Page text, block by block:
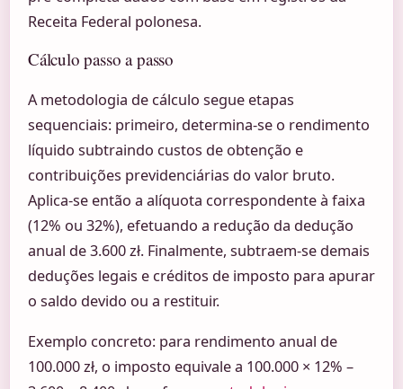
Receita Federal polonesa.
Cálculo passo a passo
A metodologia de cálculo segue etapas
sequenciais: primeiro, determina-se o rendimento
líquido subtraindo custos de obtenção e
contribuições previdenciárias do valor bruto.
Aplica-se então a alíquota correspondente à faixa
(12% ou 32%), efetuando a redução da dedução
anual de 3.600 zł. Finalmente, subtraem-se demais
deduções legais e créditos de imposto para apurar
o saldo devido ou a restituir.
Exemplo concreto: para rendimento anual de
100.000 zł, o imposto equivale a 100.000 × 12% –